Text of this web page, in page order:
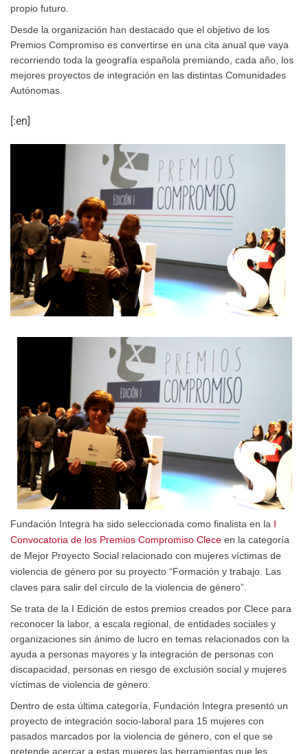
propio futuro.
Desde la organización han destacado que el objetivo de los
Premios Compromiso es convertirse en una cita anual que vaya
recorriendo toda la geografía española premiando, cada año, los
mejores proyectos de integración en las distintas Comunidades
Autónomas.
[:en]
Fundación Integra ha sido seleccionada como finalista en la I
Convocatoria de los Premios Compromiso Clece en la categoría
de Mejor Proyecto Social relacionado con mujeres víctimas de
violencia de género por su proyecto “Formación y trabajo. Las
claves para salir del círculo de la violencia de género”.
Se trata de la I Edición de estos premios creados por Clece para
reconocer la labor, a escala regional, de entidades sociales y
organizaciones sin ánimo de lucro en temas relacionados con la
ayuda a personas mayores y la integración de personas con
discapacidad, personas en riesgo de exclusión social y mujeres
víctimas de violencia de género.
Dentro de esta última categoría, Fundación Integra presentó un
proyecto de integración socio-laboral para 15 mujeres con
pasados marcados por la violencia de género, con el que se
pretende acercar a estas mujeres las herramientas que les